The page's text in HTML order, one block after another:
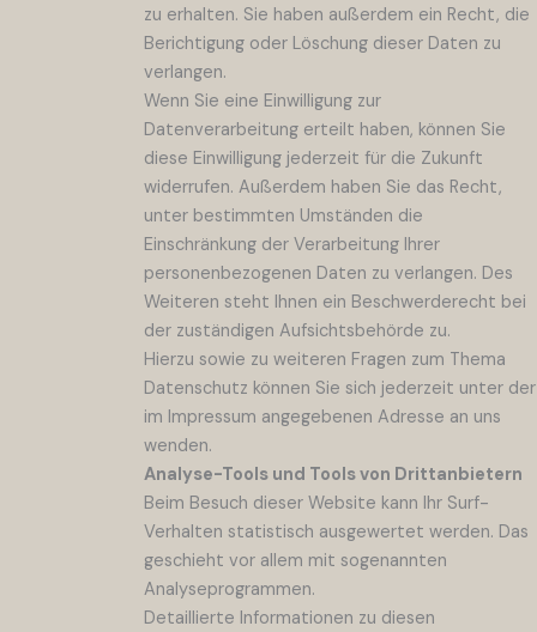
zu erhalten. Sie haben außerdem ein Recht, die
Berichtigung oder Löschung dieser Daten zu
verlangen.
Wenn Sie eine Einwilligung zur
Datenverarbeitung erteilt haben, können Sie
diese Einwilligung jederzeit für die Zukunft
widerrufen. Außerdem haben Sie das Recht,
unter bestimmten Umständen die
Einschränkung der Verarbeitung Ihrer
personenbezogenen Daten zu verlangen. Des
Weiteren steht Ihnen ein Beschwerderecht bei
der zuständigen Aufsichtsbehörde zu.
Hierzu sowie zu weiteren Fragen zum Thema
Datenschutz können Sie sich jederzeit unter der
im Impressum angegebenen Adresse an uns
wenden.
Analyse-Tools und Tools von Dritt­anbietern
Beim Besuch dieser Website kann Ihr Surf-
Verhalten statistisch ausgewertet werden. Das
geschieht vor allem mit sogenannten
Analyseprogrammen.
Detaillierte Informationen zu diesen